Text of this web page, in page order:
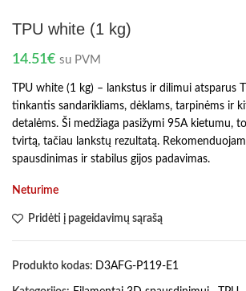
TPU white (1 kg)
14.51€ su PVM
TPU white (1 kg) – lankstus ir dilimui atsparus
tinkantis sandarikliams, dėklams, tarpinėms ir
detalėms. Ši medžiaga pasižymi 95A kietumu,
tvirtą, tačiau lankstų rezultatą.
spausdinimas ir stabilus gijos padavimas.
Neturime
Pridėti į pageidavimų sąrašą
Produkto kodas: D3AFG-P119-E1